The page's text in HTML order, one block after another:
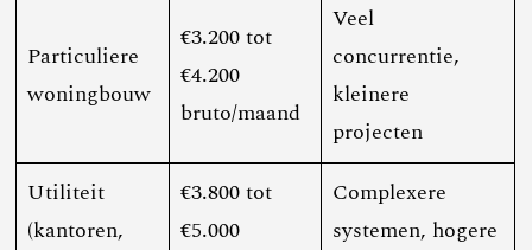
Particuliere
woningbouw
€3.200 tot
€4.200
bruto/maand
Veel
concurrentie,
kleinere
projecten
Utiliteit
(kantoren,
€3.800 tot
€5.000
Complexere
systemen, hogere